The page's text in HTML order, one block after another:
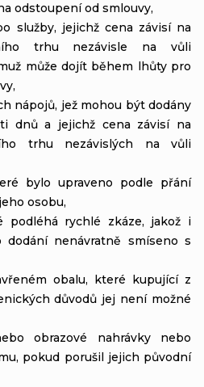
odstoupení od smlouvy,
služby, jejichž cena závisí na
trhu nezávisle na vůli
může dojít během lhůty pro
nápojů, jež mohou být dodány
dnů a jejichž cena závisí na
trhu nezávislých na vůli
bylo upraveno podle přání
osobu,
podléhá rychlé zkáze, jakož i
nenávratně smíseno s
obalu, které kupující z
důvodů jej není možné
obrazové nahrávky nebo
pokud porušil jejich původní